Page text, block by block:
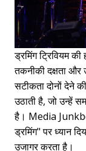
ड्रमिंग ट्रिवियम
तकनीकी दक्षता और
सटीकता दोनों देने
उठाती है, जो उन्हें
है। Media
ड्रमिंग" पर ध्यान
उजागर करता है।